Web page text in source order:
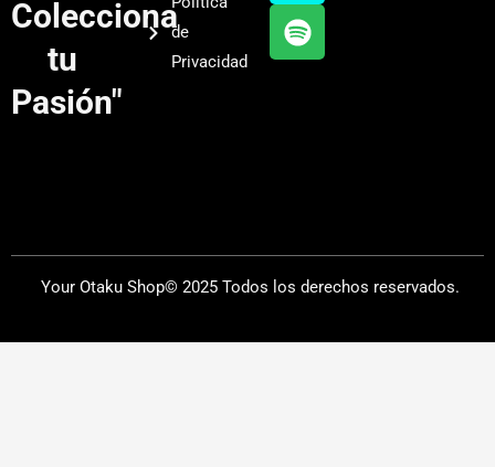
Colecciona
tu
Pasión"
de
Privacidad
e
r
a
y
Your Otaku Shop© 2025 Todos los derechos reservados.